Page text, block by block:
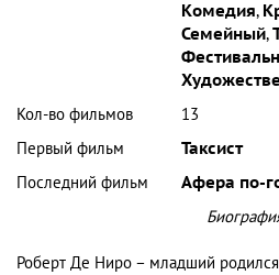
Комедия,
Семейный,
Кол-во фильмов
13
Первый фильм
Таксист
Последний фильм
Афера по-
Роберт Де Ниро – младший